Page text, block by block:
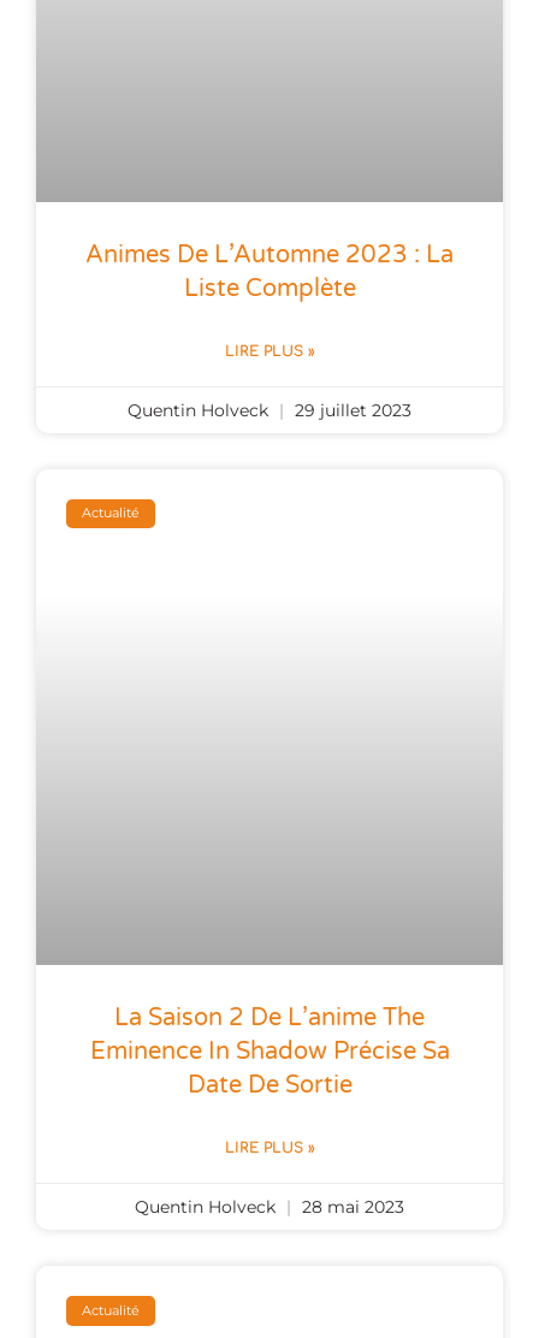
Animes De L’Automne 2023 : La
Liste Complète
LIRE PLUS »
Quentin Holveck 29 juillet 2023
Actualité
La Saison 2 De L’anime The
Eminence In Shadow Précise Sa
Date De Sortie
LIRE PLUS »
Quentin Holveck 28 mai 2023
Actualité